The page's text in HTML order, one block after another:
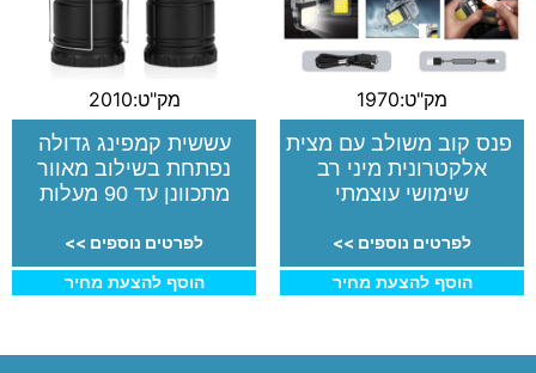
מק"ט:1970
פנס קוב משולב עם מצית
אלקטרונית מיני רב
שימושי עוצמתי
לפרטים נוספים >>
הוסף להצעת מחיר
מק"ט:2010
עששית קמפינג גדולה
נפתחת בשילוב מאוור
מתכוונן עד 90 מעלות
לפרטים נוספים >>
הוסף להצעת מחיר